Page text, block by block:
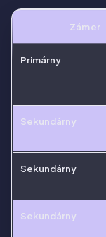
Zámer
Primárny
Sekundárny
Sekundárny
Sekundárny